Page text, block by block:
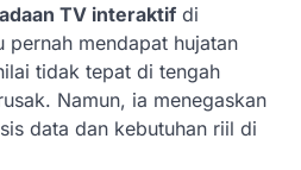
TV interaktif di
pernah mendapat hujatan
tidak tepat di tengah
Namun, ia menegaskan
data dan kebutuhan riil di